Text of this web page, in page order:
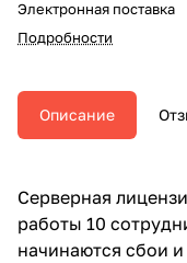
Электронная поставка
Подробности
Описание
Серверная
работы 10
начинаются сбои